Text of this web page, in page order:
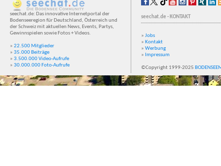
seechat.de: Das innovative Internetportal der
Bodenseeregion für Deutschland, Österreich und
der Schweiz mit aktuellen News, Events, Partys,
Gewinnspielen sowie Fotos + Videos.
» 22.500 Mitglieder
» 35.000 Beiträge
» 3.500.000 Video-Aufrufe
» 30.000.000 Foto-Aufrufe
seechat.de - KONTAKT
» Jobs
» Kontakt
» Werbung
» Impressum
©Copyright 1999-2025